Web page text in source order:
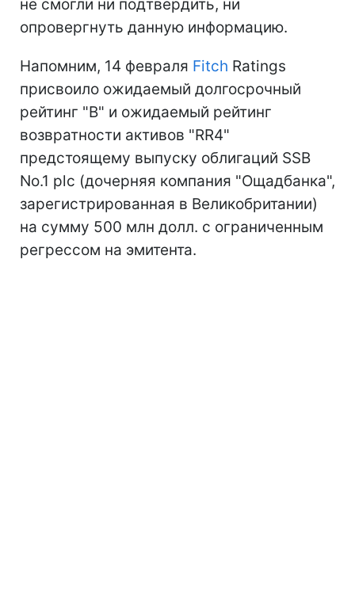
не смогли ни подтвердить, ни
опровергнуть данную информацию.
Напомним, 14 февраля Fitch Ratings
присвоило ожидаемый долгосрочный
рейтинг "B" и ожидаемый рейтинг
возвратности активов "RR4"
предстоящему выпуску облигаций SSB
No.1 plc (дочерняя компания "Ощадбанка",
зарегистрированная в Великобритании)
на сумму 500 млн долл. с ограниченным
регрессом на эмитента.